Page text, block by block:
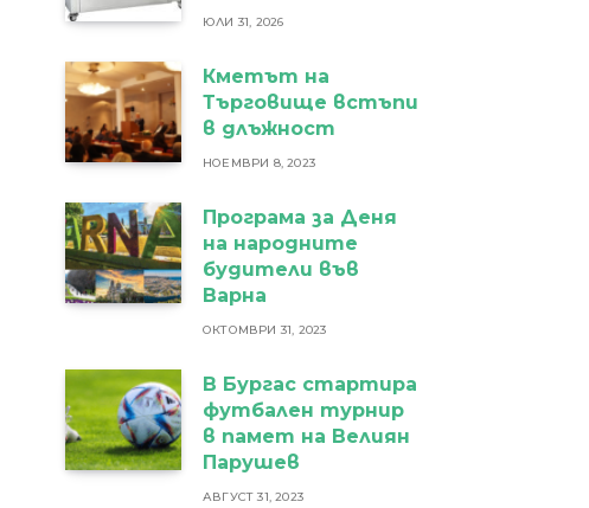
ЮЛИ 31, 2026
Кметът на
Търговище встъпи
в длъжност
НОЕМВРИ 8, 2023
Програма за Деня
на народните
будители във
Варна
ОКТОМВРИ 31, 2023
В Бургас стартира
футбален турнир
в памет на Велиян
Парушев
АВГУСТ 31, 2023